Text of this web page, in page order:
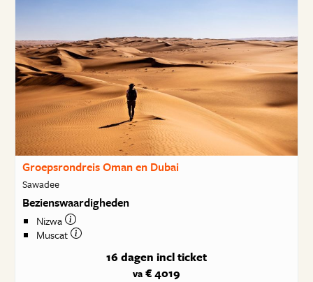
Groepsrondreis Oman en Dubai
Sawadee
Bezienswaardigheden
Nizwa
Muscat
16 dagen incl ticket
va € 4019